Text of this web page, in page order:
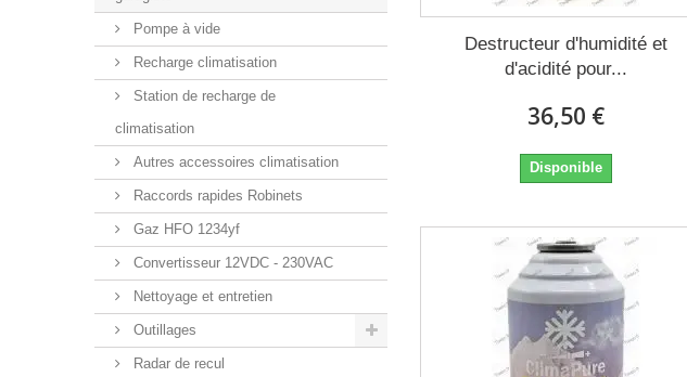
Pompe à vide
Recharge climatisation
Station de recharge de
climatisation
Autres accessoires climatisation
Raccords rapides Robinets
Gaz HFO 1234yf
Convertisseur 12VDC - 230VAC
Nettoyage et entretien
Outillages
Radar de recul
Destructeur d'humidité et
d'acidité pour...
36,50 €
Disponible